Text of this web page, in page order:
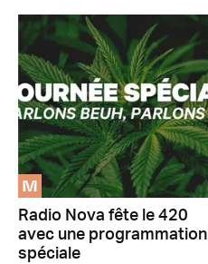
M
Radio Nova fête le 420
avec une programmation
spéciale